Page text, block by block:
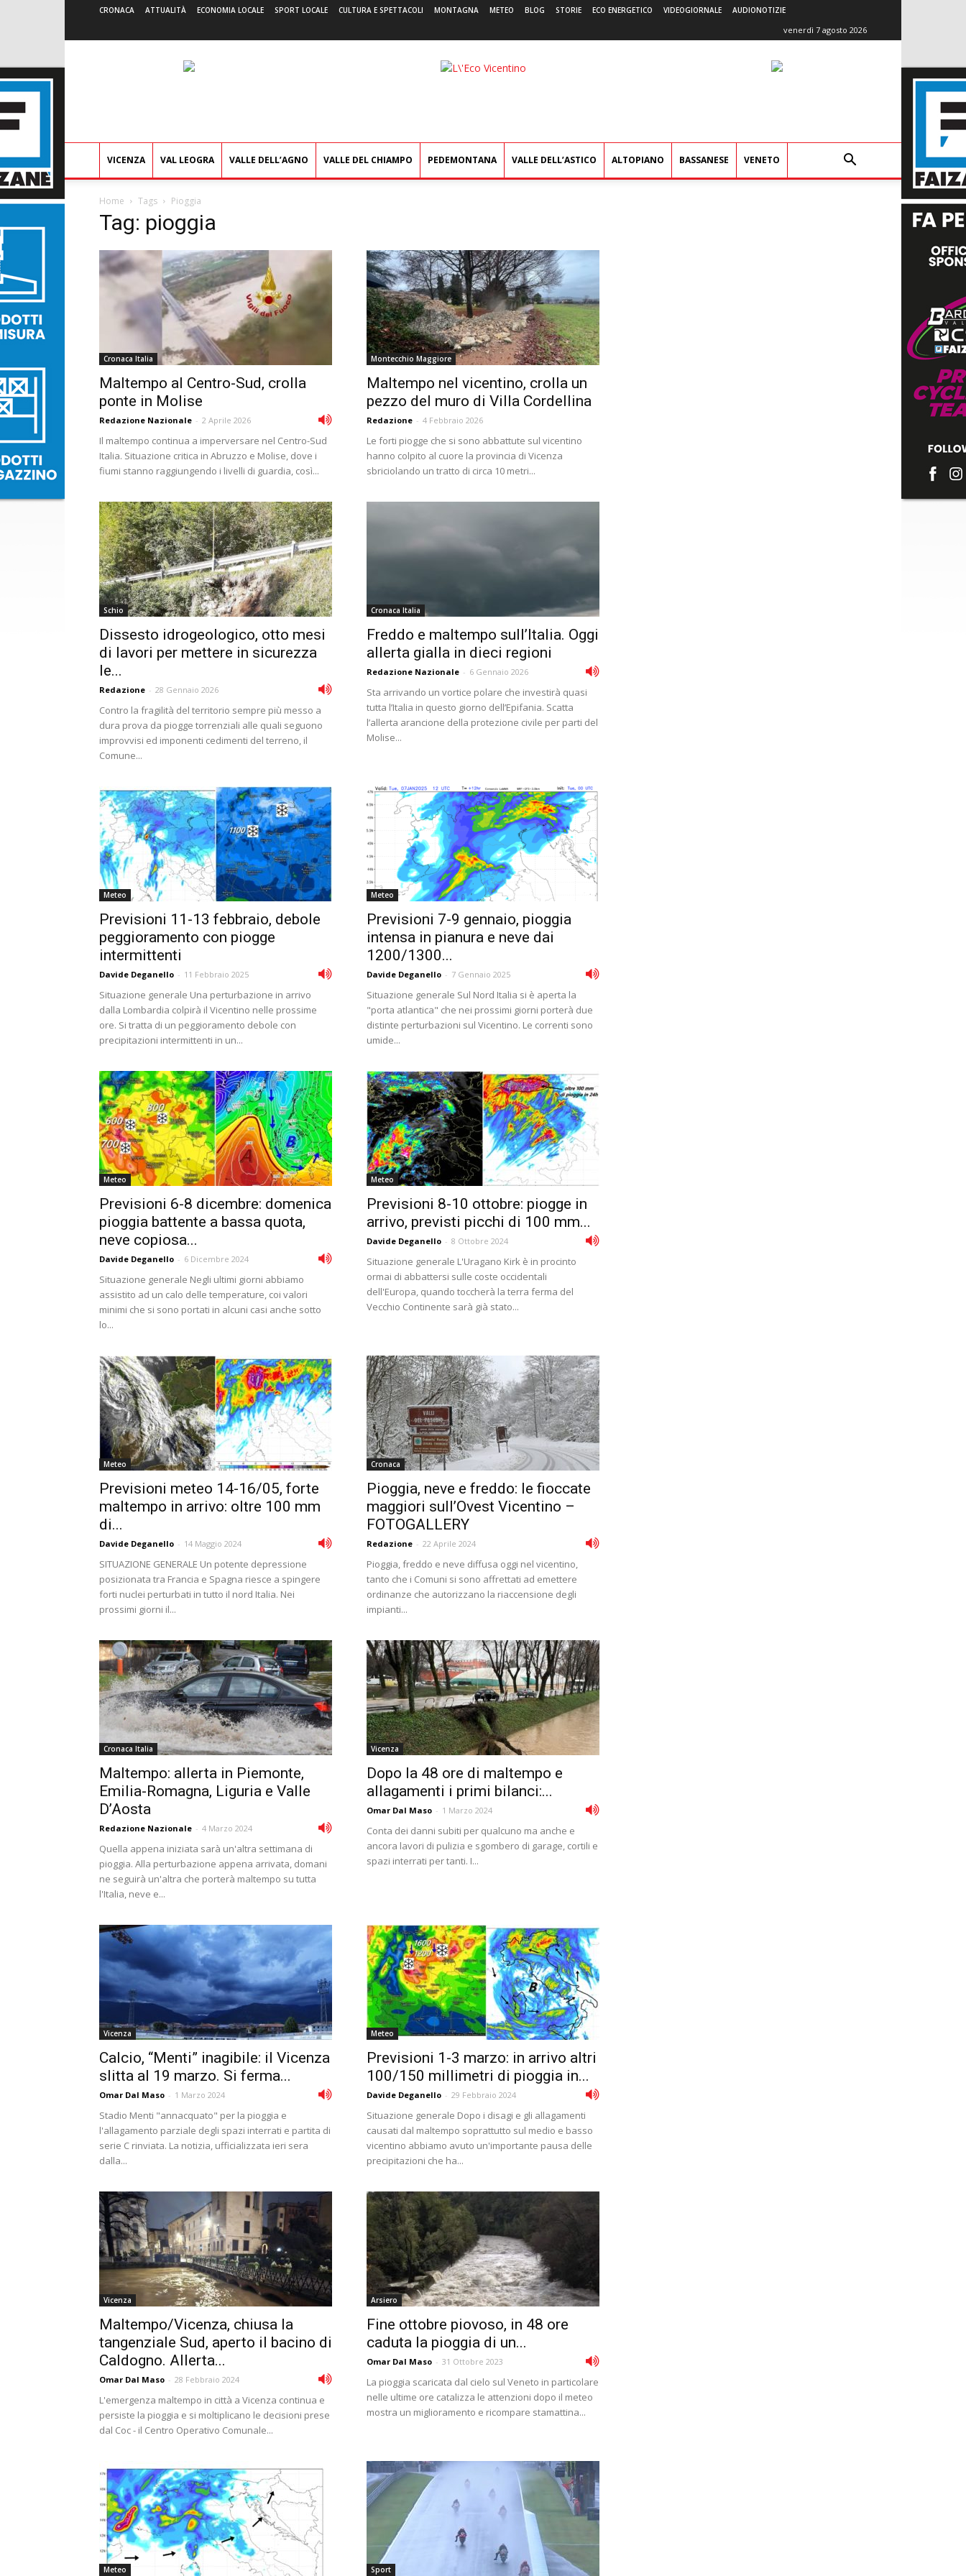
CRONACA ATTUALITÀ ECONOMIA LOCALE SPORT LOCALE CULTURA E SPETTACOLI MONTAGNA METEO BLOG STORIE ECO ENERGETICO VIDEOGIORNALE AUDIONOTIZIE
venerdì 7 agosto 2026
L'Eco
VICENZA VAL LEOGRA VALLE DELL’AGNO VALLE DEL CHIAMPO PEDEMONTANA VALLE DELL’ASTICO ALTOPIANO BASSANESE VENETO
Home Tags Pioggia
Tag: pioggia
Cronaca Italia
Maltempo al Centro-Sud, crolla
ponte in Molise
Redazione Nazionale - 2 Aprile 2026
Il maltempo continua a imperversare nel Centro-Sud
Italia. Situazione critica in Abruzzo e Molise, dove i
fiumi stanno raggiungendo i livelli di guardia, così...
Montecchio Maggiore
Maltempo nel vicentino, crolla un
pezzo del muro di Villa Cordellina
Redazione - 4 Febbraio 2026
Le forti piogge che si sono abbattute sul vicentino
hanno colpito al cuore la provincia di Vicenza
sbriciolando un tratto di circa 10 metri...
Schio
Dissesto idrogeologico, otto mesi
di lavori per mettere in sicurezza
le...
Redazione - 28 Gennaio 2026
Contro la fragilità del territorio sempre più messo a
dura prova da piogge torrenziali alle quali seguono
improvvisi ed imponenti cedimenti del terreno, il
Comune...
Cronaca Italia
Freddo e maltempo sull’Italia. Oggi
allerta gialla in dieci regioni
Redazione Nazionale - 6 Gennaio 2026
Sta arrivando un vortice polare che investirà quasi
tutta l’Italia in questo giorno dell’Epifania. Scatta
l’allerta arancione della protezione civile per parti del
Molise...
Meteo
Previsioni 11-13 febbraio, debole
peggioramento con piogge
intermittenti
Davide Deganello - 11 Febbraio 2025
Situazione generale Una perturbazione in arrivo
dalla Lombardia colpirà il Vicentino nelle prossime
ore. Si tratta di un peggioramento debole con
precipitazioni intermittenti in un...
Meteo
Previsioni 7-9 gennaio, pioggia
intensa in pianura e neve dai
1200/1300...
Davide Deganello - 7 Gennaio 2025
Situazione generale Sul Nord Italia si è aperta la
"porta atlantica" che nei prossimi giorni porterà due
distinte perturbazioni sul Vicentino. Le correnti sono
umide...
Meteo
Previsioni 6-8 dicembre: domenica
pioggia battente a bassa quota,
neve copiosa...
Davide Deganello - 6 Dicembre 2024
Situazione generale Negli ultimi giorni abbiamo
assistito ad un calo delle temperature, coi valori
minimi che si sono portati in alcuni casi anche sotto
lo...
Meteo
Previsioni 8-10 ottobre: piogge in
arrivo, previsti picchi di 100 mm...
Davide Deganello - 8 Ottobre 2024
Situazione generale L'Uragano Kirk è in procinto
ormai di abbattersi sulle coste occidentali
dell'Europa, quando toccherà la terra ferma del
Vecchio Continente sarà già stato...
Meteo
Previsioni meteo 14-16/05, forte
maltempo in arrivo: oltre 100 mm
di...
Davide Deganello - 14 Maggio 2024
SITUAZIONE GENERALE Un potente depressione
posizionata tra Francia e Spagna riesce a spingere
forti nuclei perturbati in tutto il nord Italia. Nei
prossimi giorni il...
Cronaca
Pioggia, neve e freddo: le fioccate
maggiori sull’Ovest Vicentino –
FOTOGALLERY
Redazione - 22 Aprile 2024
Pioggia, freddo e neve diffusa oggi nel vicentino,
tanto che i Comuni si sono affrettati ad emettere
ordinanze che autorizzano la riaccensione degli
impianti...
Cronaca Italia
Maltempo: allerta in Piemonte,
Emilia-Romagna, Liguria e Valle
D’Aosta
Redazione Nazionale - 4 Marzo 2024
Quella appena iniziata sarà un'altra settimana di
pioggia. Alla perturbazione appena arrivata, domani
ne seguirà un'altra che porterà maltempo su tutta
l'Italia, neve e...
Vicenza
Dopo la 48 ore di maltempo e
allagamenti i primi bilanci:...
Omar Dal Maso - 1 Marzo 2024
Conta dei danni subiti per qualcuno ma anche e
ancora lavori di pulizia e sgombero di garage, cortili e
spazi interrati per tanti. I...
Vicenza
Calcio, “Menti” inagibile: il Vicenza
slitta al 19 marzo. Si ferma...
Omar Dal Maso - 1 Marzo 2024
Stadio Menti "annacquato" per la pioggia e
l'allagamento parziale degli spazi interrati e partita di
serie C rinviata. La notizia, ufficializzata ieri sera
dalla...
Meteo
Previsioni 1-3 marzo: in arrivo altri
100/150 millimetri di pioggia in...
Davide Deganello - 29 Febbraio 2024
Situazione generale Dopo i disagi e gli allagamenti
causati dal maltempo soprattutto sul medio e basso
vicentino abbiamo avuto un'importante pausa delle
precipitazioni che ha...
Vicenza
Maltempo/Vicenza, chiusa la
tangenziale Sud, aperto il bacino di
Caldogno. Allerta...
Omar Dal Maso - 28 Febbraio 2024
L'emergenza maltempo in città a Vicenza continua e
persiste la pioggia e si moltiplicano le decisioni prese
dal Coc - il Centro Operativo Comunale...
Arsiero
Fine ottobre piovoso, in 48 ore
caduta la pioggia di un...
Omar Dal Maso - 31 Ottobre 2023
La pioggia scaricata dal cielo sul Veneto in particolare
nelle ultime ore catalizza le attenzioni dopo il meteo
mostra un miglioramento e ricompare stamattina...
Meteo Sport